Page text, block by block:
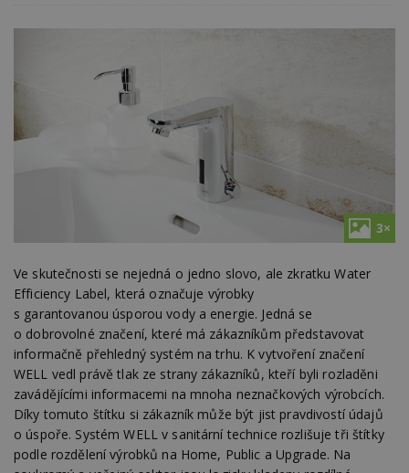
3×
Ve skutečnosti se nejedná o jedno slovo, ale zkratku Water
Efficiency Label, která označuje výrobky
s garantovanou úsporou vody a energie. Jedná se
o dobrovolné značení, které má zákazníkům představovat
informačně přehledný systém na trhu. K vytvoření značení
WELL vedl právě tlak ze strany zákazníků, kteří byli rozladěni
zavádějícími informacemi na mnoha neznačkových výrobcích.
Díky tomuto štítku si zákazník může být jist pravdivostí údajů
o úspoře. Systém WELL v sanitární technice rozlišuje tři štítky
podle rozdělení výrobků na Home, Public a Upgrade. Na